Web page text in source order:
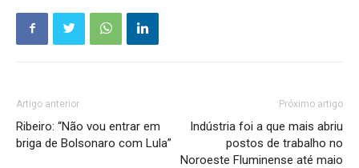
Artigo anterior
Ribeiro: “Não vou entrar em
briga de Bolsonaro com Lula”
Próximo artigo
Indústria foi a que mais abriu
postos de trabalho no
Noroeste Fluminense até maio